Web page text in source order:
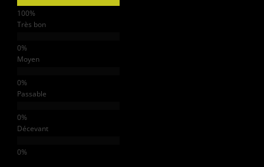
Très bon
Moyen
Passable
Décevant